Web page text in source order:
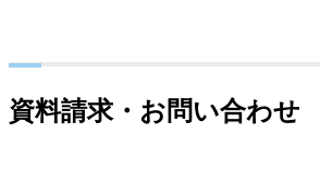
資料請求・お問い合わせ